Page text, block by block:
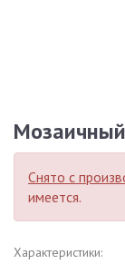
Снято с
имеется.
Характеристики: